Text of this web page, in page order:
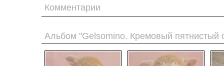
Комментарии
Альбом "Gelsomino. Кремовый пятнистый